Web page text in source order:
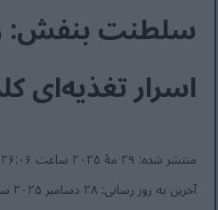
سلطنت بنفش:
اسرار تغذیه‌ای
منتشر شده: ۲۹ مهٔ ۲۰۲۵ ساعت ۹:۲۶:۰۶ (UTC)
آخرین به روز رسانی: ۲۸ دسامبر ۲۰۲۵ ساعت ۱۶:۳۸:۴۰ (UTC)